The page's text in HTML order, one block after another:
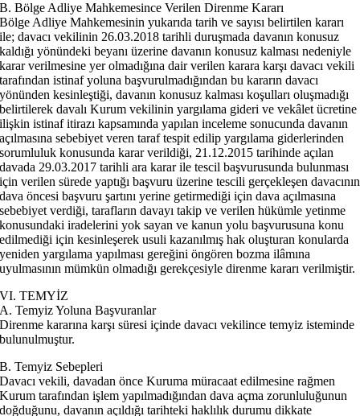
B. Bölge Adliye Mahkemesince Verilen Direnme Kararı
Bölge Adliye Mahkemesinin yukarıda tarih ve sayısı belirtilen kararı
ile; davacı vekilinin 26.03.2018 tarihli duruşmada davanın konusuz
kaldığı yönündeki beyanı üzerine davanın konusuz kalması nedeniyle
karar verilmesine yer olmadığına dair verilen karara karşı davacı vekili
tarafından istinaf yoluna başvurulmadığından bu kararın davacı
yönünden kesinleştiği, davanın konusuz kalması koşulları oluşmadığı
belirtilerek davalı Kurum vekilinin yargılama gideri ve vekâlet ücretine
ilişkin istinaf itirazı kapsamında yapılan inceleme sonucunda davanın
açılmasına sebebiyet veren taraf tespit edilip yargılama giderlerinden
sorumluluk konusunda karar verildiği, 21.12.2015 tarihinde açılan
davada 29.03.2017 tarihli ara karar ile tescil başvurusunda bulunması
için verilen sürede yaptığı başvuru üzerine tescili gerçekleşen davacının
dava öncesi başvuru şartını yerine getirmediği için dava açılmasına
sebebiyet verdiği, tarafların davayı takip ve verilen hükümle yetinme
konusundaki iradelerini yok sayan ve kanun yolu başvurusuna konu
edilmediği için kesinleşerek usuli kazanılmış hak oluşturan konularda
yeniden yargılama yapılması gereğini öngören bozma ilâmına
uyulmasının mümkün olmadığı gerekçesiyle direnme kararı verilmiştir.
VI. TEMYİZ
A. Temyiz Yoluna Başvuranlar
Direnme kararına karşı süresi içinde davacı vekilince temyiz isteminde
bulunulmuştur.
B. Temyiz Sebepleri
Davacı vekili, davadan önce Kuruma müracaat edilmesine rağmen
Kurum tarafından işlem yapılmadığından dava açma zorunluluğunun
doğduğunu, davanın açıldığı tarihteki haklılık durumu dikkate